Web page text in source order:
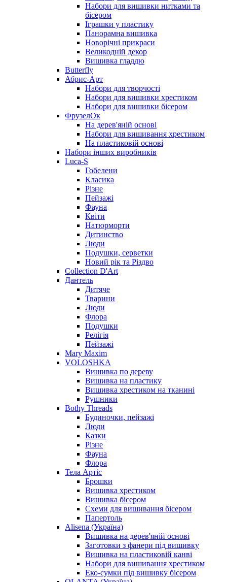
Набори для вишивки нитками та
бісером
Іграшки у пластику
Панорамна вишивка
Новорічні прикраси
Великодній декор
Вишивка гладдю
Butterfly
Абрис-Арт
Набори для творчості
Набори для вишивки хрестиком
Набори для вишивки бісером
ФрузелОк
На дерев'яній основі
Набори для вишивання хрестиком
На пластиковій основі
Набори інших виробників
Luca-S
Гобелени
Класика
Різне
Пейзажі
Фауна
Квіти
Натюрморти
Дитинство
Люди
Подушки, серветки
Новий рік та Різдво
Collection D'Art
Дантель
Дитяче
Тварини
Люди
Флора
Подушки
Релігія
Пейзажі
Mary Maxim
VOLOSHKA
Вишивка по дереву
Вишивка на пластику
Вишивка хрестиком на тканині
Рушники
Bothy Threads
Будиночки, пейзажі
Люди
Казки
Різне
Фауна
Флора
Тела Артіс
Брошки
Вишивка хрестиком
Вишивка бісером
Схеми для вишивання бісером
Папертоль
Alisena (Україна)
Вишивка на дерев'яній основі
Заготовки з фанери під вишивку
Вишивка на пластиковій канві
Набори для вишивання хрестиком
Еко-сумки під вишивку бісером